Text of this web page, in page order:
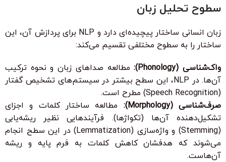
سطوح تحلیل زبان
زبان انسانی ساختار پیچیده‌ای دارد و NLP برای پردازش آن، این
ساختار را به سطوح مختلفی تقسیم می‌کند:
واک‌شناسی (Phonology):
مطالعه صداهای زبان و نحوه ترکیب
آن‌ها. در NLP، این سطح بیشتر در سیستم‌های تشخیص گفتار
(Speech Recognition) مطرح است.
صرف‌شناسی (Morphology):
مطالعه ساختار کلمات و اجزای
تشکیل‌دهنده آن‌ها (تکواژها). فرآیندهایی نظیر ریشه‌یابی
(Stemming) و واژه‌سازی (Lemmatization) در این سطح انجام
می‌شوند که هدفشان کاهش کلمات به فرم پایه و ریشه
آن‌هاست.